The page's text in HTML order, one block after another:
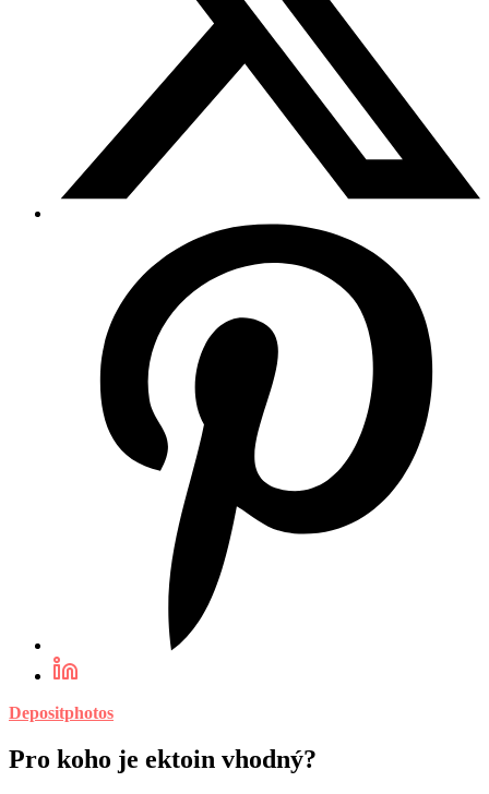
Depositphotos
Pro koho je ektoin vhodný?